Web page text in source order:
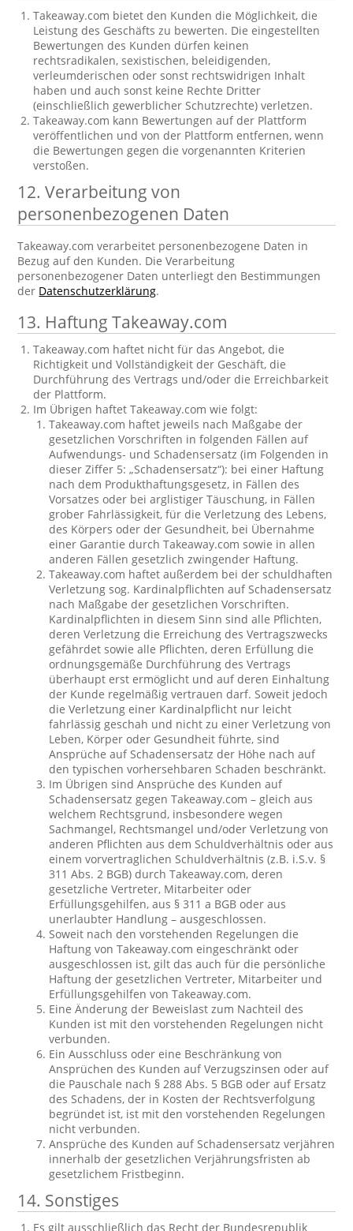
Takeaway.com bietet den Kunden die Möglichkeit, die
Leistung des Geschäfts zu bewerten. Die eingestellten
Bewertungen des Kunden dürfen keinen
rechtsradikalen, sexistischen, beleidigenden,
verleumderischen oder sonst rechtswidrigen Inhalt
haben und auch sonst keine Rechte Dritter
(einschließlich gewerblicher Schutzrechte) verletzen.
Takeaway.com kann Bewertungen auf der Plattform
veröffentlichen und von der Plattform entfernen, wenn
die Bewertungen gegen die vorgenannten Kriterien
verstoßen.
12. Verarbeitung von
personenbezogenen Daten
Takeaway.com verarbeitet personenbezogene Daten in
Bezug auf den Kunden. Die Verarbeitung
personenbezogener Daten unterliegt den Bestimmungen
der Datenschutzerklärung.
13. Haftung Takeaway.com
Takeaway.com haftet nicht für das Angebot, die
Richtigkeit und Vollständigkeit der Geschäft, die
Durchführung des Vertrags und/oder die Erreichbarkeit
der Plattform.
Im Übrigen haftet Takeaway.com wie folgt:
Takeaway.com haftet jeweils nach Maßgabe der
gesetzlichen Vorschriften in folgenden Fällen auf
Aufwendungs- und Schadensersatz (im Folgenden in
dieser Ziffer 5: „Schadensersatz“): bei einer Haftung
nach dem Produkthaftungsgesetz, in Fällen des
Vorsatzes oder bei arglistiger Täuschung, in Fällen
grober Fahrlässigkeit, für die Verletzung des Lebens,
des Körpers oder der Gesundheit, bei Übernahme
einer Garantie durch Takeaway.com sowie in allen
anderen Fällen gesetzlich zwingender Haftung.
Takeaway.com haftet außerdem bei der schuldhaften
Verletzung sog. Kardinalpflichten auf Schadensersatz
nach Maßgabe der gesetzlichen Vorschriften.
Kardinalpflichten in diesem Sinn sind alle Pflichten,
deren Verletzung die Erreichung des Vertragszwecks
gefährdet sowie alle Pflichten, deren Erfüllung die
ordnungsgemäße Durchführung des Vertrags
überhaupt erst ermöglicht und auf deren Einhaltung
der Kunde regelmäßig vertrauen darf. Soweit jedoch
die Verletzung einer Kardinalpflicht nur leicht
fahrlässig geschah und nicht zu einer Verletzung von
Leben, Körper oder Gesundheit führte, sind
Ansprüche auf Schadensersatz der Höhe nach auf
den typischen vorhersehbaren Schaden beschränkt.
Im Übrigen sind Ansprüche des Kunden auf
Schadensersatz gegen Takeaway.com – gleich aus
welchem Rechtsgrund, insbesondere wegen
Sachmangel, Rechtsmangel und/oder Verletzung von
anderen Pflichten aus dem Schuldverhältnis oder aus
einem vorvertraglichen Schuldverhältnis (z.B. i.S.v. §
311 Abs. 2 BGB) durch Takeaway.com, deren
gesetzliche Vertreter, Mitarbeiter oder
Erfüllungsgehilfen, aus § 311 a BGB oder aus
unerlaubter Handlung – ausgeschlossen.
Soweit nach den vorstehenden Regelungen die
Haftung von Takeaway.com eingeschränkt oder
ausgeschlossen ist, gilt das auch für die persönliche
Haftung der gesetzlichen Vertreter, Mitarbeiter und
Erfüllungsgehilfen von Takeaway.com.
Eine Änderung der Beweislast zum Nachteil des
Kunden ist mit den vorstehenden Regelungen nicht
verbunden.
Ein Ausschluss oder eine Beschränkung von
Ansprüchen des Kunden auf Verzugszinsen oder auf
die Pauschale nach § 288 Abs. 5 BGB oder auf Ersatz
des Schadens, der in Kosten der Rechtsverfolgung
begründet ist, ist mit den vorstehenden Regelungen
nicht verbunden.
Ansprüche des Kunden auf Schadensersatz verjähren
innerhalb der gesetzlichen Verjährungsfristen ab
gesetzlichem Fristbeginn.
14. Sonstiges
Es gilt ausschließlich das Recht der Bundesrepublik